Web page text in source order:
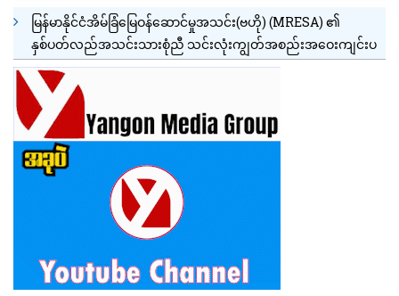
မြန်မာနိုင်ငံအိမ်ခြံမြေဝန်ဆောင်မှုအသင်း(ဗဟို) (MRESA) ၏
နှစ်ပတ်လည်အသင်းသားစုံညီ သင်းလုံးကျွတ်အစည်းအဝေးကျင်းပ